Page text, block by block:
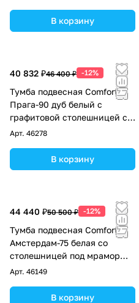
В корзину
40 832 ₽46 400 ₽ -12%
Тумба подвесная Comforty
Прага-90 дуб белый с
графитовой столешницей с
Comforty 78189
Арт. 46278
В корзину
44 440 ₽50 500 ₽ -12%
Тумба подвесная Comforty
Амстердам-75 белая со
столешницей под мрамор
Калакатта Блэк с раковиной
Арт. 46149
В корзину